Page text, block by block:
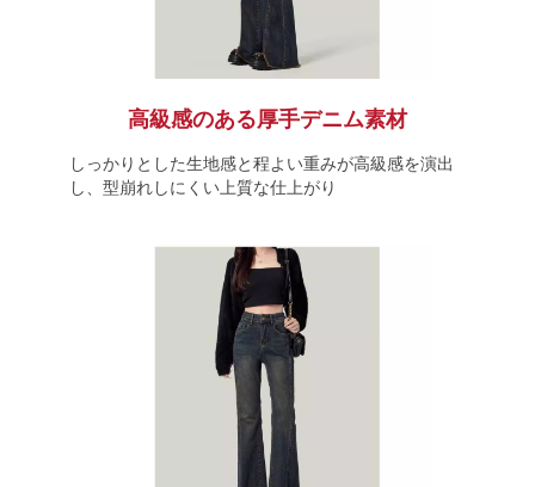
高級感のある厚手デニム素材
しっかりとした生地感と程よい重みが高級感を演出
し、型崩れしにくい上質な仕上がり